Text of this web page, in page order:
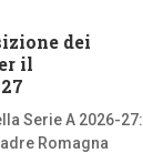
dei
il
Serie A 2026-27:
Romagna